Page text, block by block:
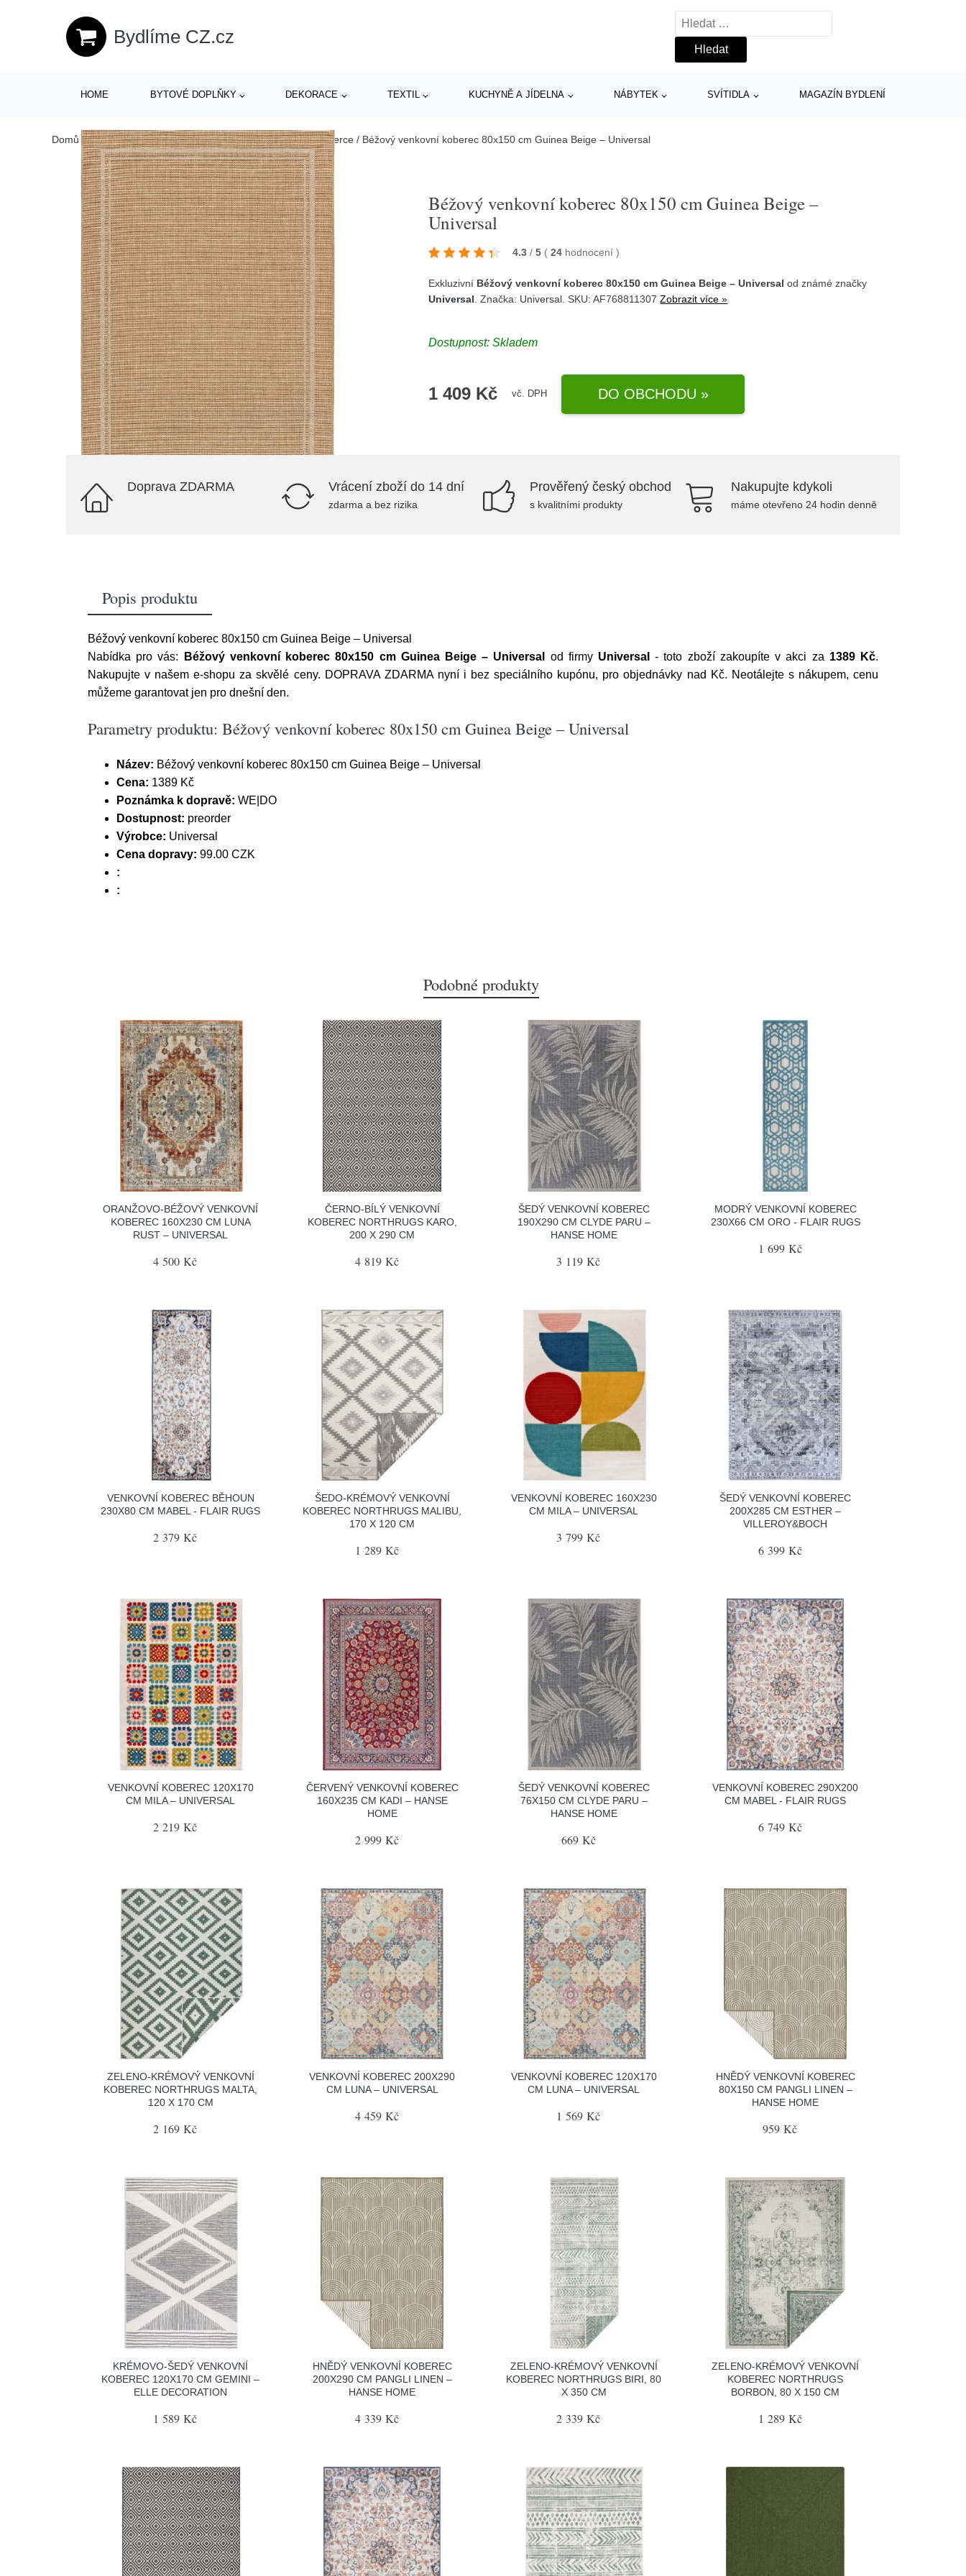
Bydlíme CZ.cz
Vyhledávání
HOME BYTOVÉ DOPLŇKY DEKORACE TEXTIL KUCHYNĚ A JÍDELNA NÁBYTEK SVÍTIDLA MAGAZÍN BYDLENÍ
Domů/Produkty/> Zahrada > Zahradní textil > Venkovní koberce / Béžový venkovní koberec 80x150 cm Guinea Beige – Universal
Béžový venkovní koberec 80x150 cm Guinea Beige –
Universal
4.3 / 5 ( 24 hodnocení)
Exkluzivní Béžový venkovní koberec 80x150 cm Guinea Beige – Universal od známé značky
Universal . Značka: Universal . SKU: AF768811307Zobrazit více »
Dostupnost:Skladem
1 409 Kč vč. DPH DO OBCHODU »
Doprava ZDARMA Vrácení zboží do 14 dní
zdarma a bez rizika
Prověřený český obchod
s kvalitními produkty
Nakupujte kdykoli
máme otevřeno 24 hodin denně
Popis produktu
Béžový venkovní koberec 80x150 cm Guinea Beige – Universal
Nabídka pro vás:
Béžový venkovní koberec 80x150 cm Guinea Beige – Universal od firmy Universal - toto zboží zakoupíte v akci za 1389 Kč.
Nakupujte v našem e-shopu za skvělé ceny. DOPRAVA ZDARMA nyní i bez speciálního kupónu, pro objednávky nad Kč. Neotálejte s nákupem, cenu
můžeme garantovat jen pro dnešní den.
Parametry produktu: Béžový venkovní koberec 80x150 cm Guinea Beige – Universal
Název: Béžový venkovní koberec 80x150 cm Guinea Beige – Universal
Cena: 1389 Kč
Poznámka k dopravě: WE|DO
Dostupnost: preorder
Výrobce: Universal
Cena dopravy: 99.00 CZK
:
:
Podobné produkty
ORANŽOVO-BÉŽOVÝ VENKOVNÍ
KOBEREC 160X230 CM LUNA
RUST – UNIVERSAL
4 500 Kč
ČERNO-BÍLÝ VENKOVNÍ
KOBEREC NORTHRUGS KARO,
200 X 290 CM
4 819 Kč
ŠEDÝ VENKOVNÍ KOBEREC
190X290 CM CLYDE PARU –
HANSE HOME
3 119 Kč
MODRÝ VENKOVNÍ KOBEREC
230X66 CM ORO - FLAIR RUGS
1 699 Kč
VENKOVNÍ KOBEREC BĚHOUN
230X80 CM MABEL - FLAIR RUGS
2 379 Kč
ŠEDO-KRÉMOVÝ VENKOVNÍ
KOBEREC NORTHRUGS MALIBU,
170 X 120 CM
1 289 Kč
VENKOVNÍ KOBEREC 160X230
CM MILA – UNIVERSAL
3 799 Kč
ŠEDÝ VENKOVNÍ KOBEREC
200X285 CM ESTHER –
VILLEROY&BOCH
6 399 Kč
VENKOVNÍ KOBEREC 120X170
CM MILA – UNIVERSAL
2 219 Kč
ČERVENÝ VENKOVNÍ KOBEREC
160X235 CM KADI – HANSE
HOME
2 999 Kč
ŠEDÝ VENKOVNÍ KOBEREC
76X150 CM CLYDE PARU –
HANSE HOME
669 Kč
VENKOVNÍ KOBEREC 290X200
CM MABEL - FLAIR RUGS
6 749 Kč
ZELENO-KRÉMOVÝ VENKOVNÍ
KOBEREC NORTHRUGS MALTA,
120 X 170 CM
2 169 Kč
VENKOVNÍ KOBEREC 200X290
CM LUNA – UNIVERSAL
4 459 Kč
VENKOVNÍ KOBEREC 120X170
CM LUNA – UNIVERSAL
1 569 Kč
HNĚDÝ VENKOVNÍ KOBEREC
80X150 CM PANGLI LINEN –
HANSE HOME
959 Kč
KRÉMOVO-ŠEDÝ VENKOVNÍ
KOBEREC 120X170 CM GEMINI –
ELLE DECORATION
1 589 Kč
HNĚDÝ VENKOVNÍ KOBEREC
200X290 CM PANGLI LINEN –
HANSE HOME
4 339 Kč
ZELENO-KRÉMOVÝ VENKOVNÍ
KOBEREC NORTHRUGS BIRI, 80
X 350 CM
2 339 Kč
ZELENO-KRÉMOVÝ VENKOVNÍ
KOBEREC NORTHRUGS
BORBON, 80 X 150 CM
1 289 Kč